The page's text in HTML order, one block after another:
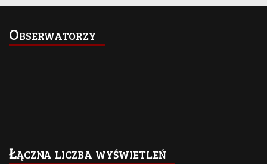
Obserwatorzy
Łączna liczba wyświetleń